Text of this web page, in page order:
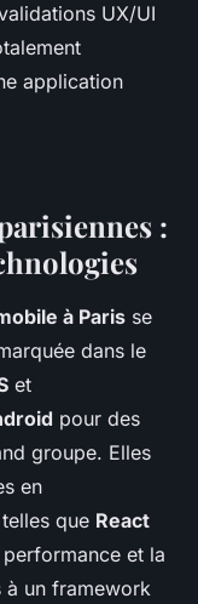
UX/UI
application
:
à Paris se
dans le
et
pour des
groupe. Elles
en
que React
et la
à un framework